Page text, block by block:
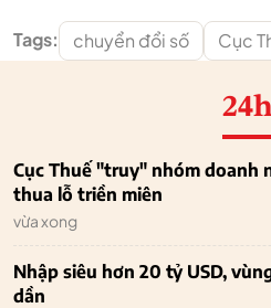
Tags: chuyển đổi số Cục
Cục Thuế "truy" nhóm doanh
thua lỗ triền miên
vừa xong
Nhập siêu hơn 20 tỷ USD,
dần